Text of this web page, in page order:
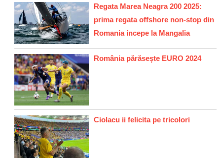
Regata Marea Neagra 200 2025:
prima regata offshore non-stop din
Romania incepe la Mangalia
România părăsește EURO 2024
Ciolacu ii felicita pe tricolori